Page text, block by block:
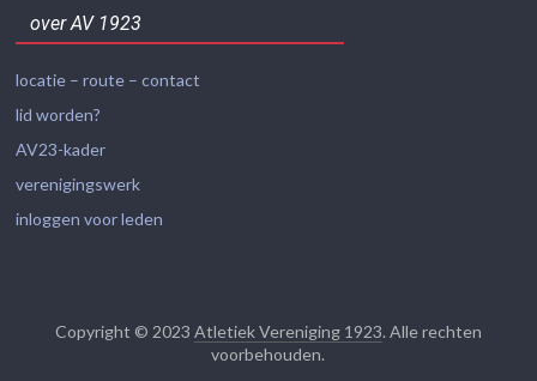
over AV 1923
locatie – route – contact
lid worden?
AV23-kader
verenigingswerk
inloggen voor leden
Copyright © 2023 Atletiek Vereniging 1923. Alle rechten
voorbehouden.